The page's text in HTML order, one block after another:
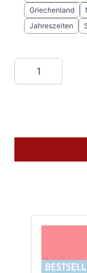
Griechenland
Jahreszeiten
Menge